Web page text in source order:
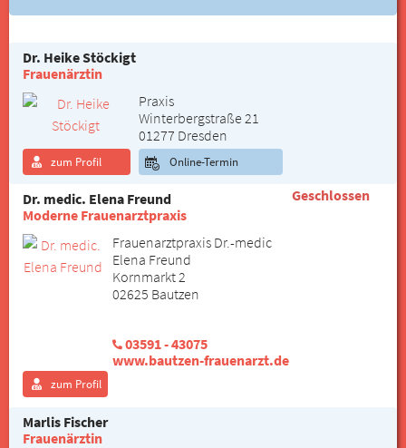
Dr. Heike Stöckigt
Frauenärztin
Praxis
Winterbergstraße 21
01277 Dresden
zum Profil Online-Termin
Dr. medic. Elena Freund
Moderne Frauenarztpraxis
Frauenarztpraxis Dr.-medic
Elena Freund
Kornmarkt 2
02625 Bautzen
03591 - 43075
www.bautzen-frauenarzt.de
zum Profil
Geschlossen
Marlis Fischer
Frauenärztin